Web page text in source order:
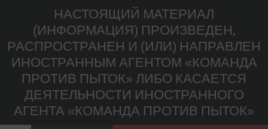
НАСТОЯЩИЙ МАТЕРИАЛ
(ИНФОРМАЦИЯ) ПРОИЗВЕДЕН,
РАСПРОСТРАНЕН И (ИЛИ) НАПРАВЛЕН
ИНОСТРАННЫМ АГЕНТОМ «КОМАНДА
ПРОТИВ ПЫТОК» ЛИБО КАСАЕТСЯ
ДЕЯТЕЛЬНОСТИ ИНОСТРАННОГО
АГЕНТА «КОМАНДА ПРОТИВ ПЫТОК»